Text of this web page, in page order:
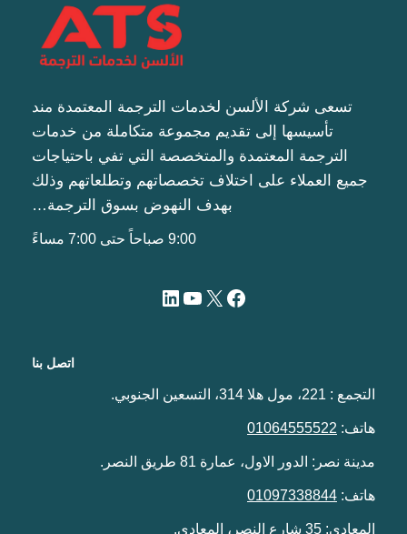
تسعى شركة الألسن لخدمات الترجمة المعتمدة مند
تأسيسها إلى تقديم مجموعة متكاملة من خدمات
الترجمة المعتمدة والمتخصصة التي تفي باحتياجات
جميع العملاء على اختلاف تخصصاتهم وتطلعاتهم وذلك
بهدف النهوض بسوق الترجمة…
اتصل بنا
التجمع : 221، مول هلا 314، التسعين الجنوبي.
هاتف: 01064555522
مدينة نصر: الدور الاول، عمارة 81 طريق النصر.
هاتف: 01097338844
المعادي: 35 شارع النصر، المعادي.